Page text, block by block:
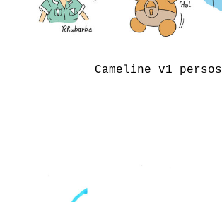
Cameline v1 persos